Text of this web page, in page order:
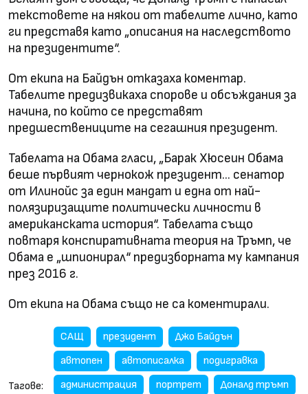
текстовете на някои от табелите лично, като
ги представя като „описания на наследството
на президентите“.
От екипа на Байдън отказаха коментар.
Табелите предизвикаха спорове и обсъждания за
начина, по който се представят
предшествениците на сегашния президент.
Табелата на Обама гласи, „Барак Хюсеин Обама
беше първият чернокож президент... сенатор
от Илинойс за един мандат и една от най-
полязиризащите политически личности в
американската история“. Табелата също
повтаря конспиративната теория на Тръмп, че
Обама е „шпионирал“ предизборната му кампания
през 2016 г.
От екипа на Обама също не са коментирали.
Тагове:
САЩ президент
Джо Байдън
автопен
автописалка
подигравка
администрация
портрет Доналд тръмп